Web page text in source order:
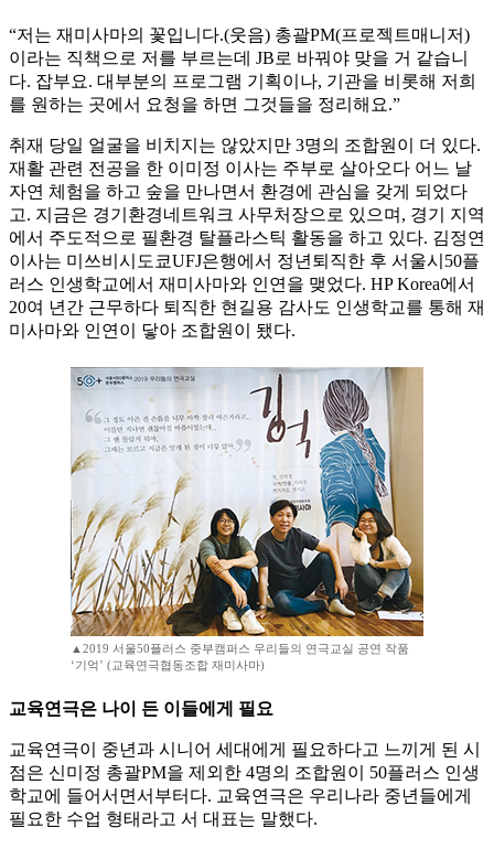
“저는 재미사마의 꽃입니다.(웃음) 총괄PM(프로젝트매니저)
이라는 직책으로 저를 부르는데 JB로 바꿔야 맞을 거 같습니
다. 잡부요. 대부분의 프로그램 기획이나, 기관을 비롯해 저희
를 원하는 곳에서 요청을 하면 그것들을 정리해요.”
취재 당일 얼굴을 비치지는 않았지만 3명의 조합원이 더 있다.
재활 관련 전공을 한 이미정 이사는 주부로 살아오다 어느 날
자연 체험을 하고 숲을 만나면서 환경에 관심을 갖게 되었다
고. 지금은 경기환경네트워크 사무처장으로 있으며, 경기 지역
에서 주도적으로 필환경 탈플라스틱 활동을 하고 있다. 김정연
이사는 미쓰비시도쿄UFJ은행에서 정년퇴직한 후 서울시50플
러스 인생학교에서 재미사마와 인연을 맺었다. HP Korea에서
20여 년간 근무하다 퇴직한 현길용 감사도 인생학교를 통해 재
미사마와 인연이 닿아 조합원이 됐다.
▲2019 서울50플러스 중부캠퍼스 우리들의 연극교실 공연 작품
‘기억’ (교육연극협동조합 재미사마)
교육연극은 나이 든 이들에게 필요
교육연극이 중년과 시니어 세대에게 필요하다고 느끼게 된 시
점은 신미정 총괄PM을 제외한 4명의 조합원이 50플러스 인생
학교에 들어서면서부터다. 교육연극은 우리나라 중년들에게
필요한 수업 형태라고 서 대표는 말했다.